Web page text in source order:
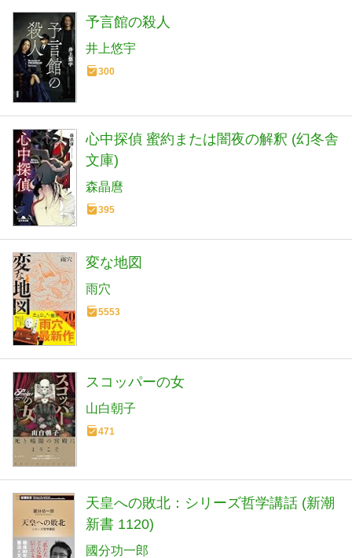
予言館の殺人
井上悠宇
300
心中探偵 蜜約または闇夜の解釈 (幻冬舎
文庫)
森晶麿
395
変な地図
雨穴
5553
スコッパーの女
山白朝子
471
天皇への敗北：シリーズ哲学講話 (新潮
新書 1120)
國分功一郎